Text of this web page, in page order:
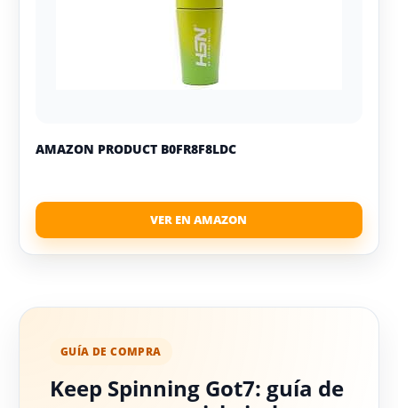
AMAZON PRODUCT B0FR8F8LDC
GUÍA DE COMPRA
Keep Spinning Got7: guía de